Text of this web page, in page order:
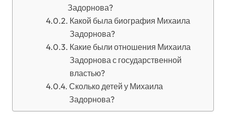
Задорнова?
Какой была биография Михаила
Задорнова?
Какие были отношения Михаила
Задорнова с государственной
властью?
Сколько детей у Михаила
Задорнова?